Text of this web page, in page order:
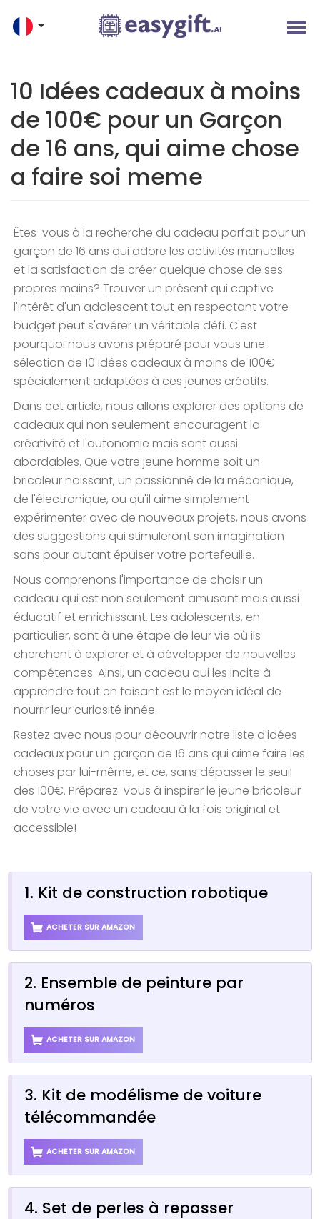
10 Idées cadeaux à moins
de 100€ pour un Garçon
de 16 ans, qui aime chose
a faire soi meme
Êtes-vous à la recherche du cadeau parfait pour un
garçon de 16 ans qui adore les activités manuelles
et la satisfaction de créer quelque chose de ses
propres mains? Trouver un présent qui captive
l'intérêt d'un adolescent tout en respectant votre
budget peut s'avérer un véritable défi. C'est
pourquoi nous avons préparé pour vous une
sélection de 10 idées cadeaux à moins de 100€
spécialement adaptées à ces jeunes créatifs.
Dans cet article, nous allons explorer des options de
cadeaux qui non seulement encouragent la
créativité et l'autonomie mais sont aussi
abordables. Que votre jeune homme soit un
bricoleur naissant, un passionné de la mécanique,
de l'électronique, ou qu'il aime simplement
expérimenter avec de nouveaux projets, nous avons
des suggestions qui stimuleront son imagination
sans pour autant épuiser votre portefeuille.
Nous comprenons l'importance de choisir un
cadeau qui est non seulement amusant mais aussi
éducatif et enrichissant. Les adolescents, en
particulier, sont à une étape de leur vie où ils
cherchent à explorer et à développer de nouvelles
compétences. Ainsi, un cadeau qui les incite à
apprendre tout en faisant est le moyen idéal de
nourrir leur curiosité innée.
Restez avec nous pour découvrir notre liste d'idées
cadeaux pour un garçon de 16 ans qui aime faire les
choses par lui-même, et ce, sans dépasser le seuil
des 100€. Préparez-vous à inspirer le jeune bricoleur
de votre vie avec un cadeau à la fois original et
accessible!
1. Kit de construction robotique
ACHETER SUR AMAZON
2. Ensemble de peinture par
numéros
ACHETER SUR AMAZON
3. Kit de modélisme de voiture
télécommandée
ACHETER SUR AMAZON
4. Set de perles à repasser